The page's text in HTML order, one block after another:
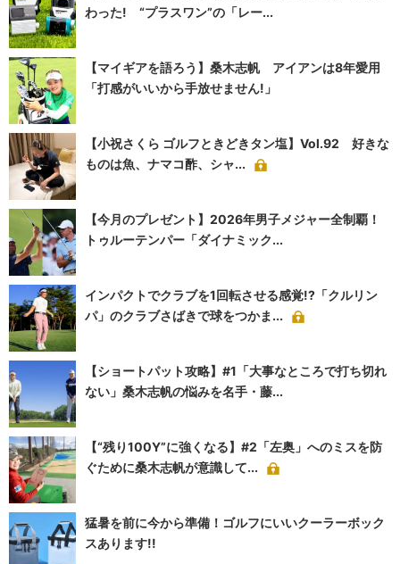
わった! “プラスワン”の「レー...
【マイギアを語ろう】桑木志帆 アイアンは8年愛用
「打感がいいから手放せません!」
【小祝さくら ゴルフときどきタン塩】Vol.92 好きな
ものは魚、ナマコ酢、シャ...
【今月のプレゼント】2026年男子メジャー全制覇！
トゥルーテンパー「ダイナミック...
インパクトでクラブを1回転させる感覚!?「クルリン
パ」のクラブさばきで球をつかま...
【ショートパット攻略】#1「大事なところで打ち切れ
ない」桑木志帆の悩みを名手・藤...
【“残り100Y”に強くなる】#2「左奥」へのミスを防
ぐために桑木志帆が意識して...
猛暑を前に今から準備！ゴルフにいいクーラーボック
スあります!!